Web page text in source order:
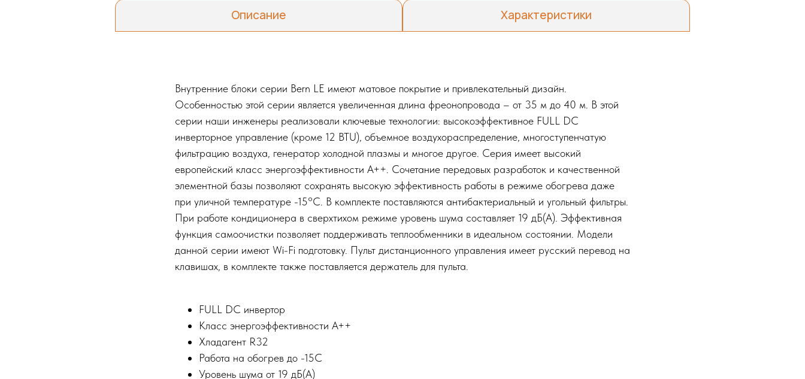
Описание Характеристики
Внутренние блоки серии Bern LE имеют матовое покрытие и привлекательный дизайн.
Особенностью этой серии является увеличенная длина фреонопровода – от 35 м до 40 м. В этой
серии наши инженеры реализовали ключевые технологии: высокоэффективное FULL DC
инверторное управление (кроме 12 BTU), объемное воздухораспределение, многоступенчатую
фильтрацию воздуха, генератор холодной плазмы и многое другое. Серия имеет высокий
европейский класс энергоэффективности А++. Сочетание передовых разработок и качественной
элементной базы позволяют сохранять высокую эффективность работы в режиме обогрева даже
при уличной температуре -15°С. В комплекте поставляются антибактериальный и угольный фильтры.
При работе кондиционера в сверхтихом режиме уровень шума составляет 19 дБ(А). Эффективная
функция самоочистки позволяет поддерживать теплообменники в идеальном состоянии. Модели
данной серии имеют Wi-Fi подготовку. Пульт дистанционного управления имеет русский перевод на
клавишах, в комплекте также поставляется держатель для пульта.
FULL DC инвертор
Класс энергоэффективности А++
Хладагент R32
Работа на обогрев до -15С
Уровень шума от 19 дБ(А)